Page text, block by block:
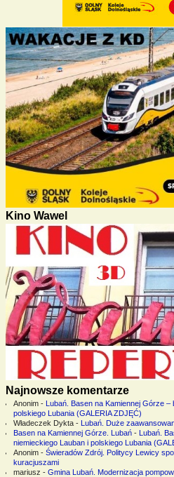
Kino Wawel
Najnowsze komentarze
Anonim- Lubań. Basen na Kamiennej Górze –
polskiego Lubania (GALERIA ZDJĘĆ)
Władeczek Dykta- Lubań. Duże
Basen na Kamiennej Górze. Lubań- Lubań.
niemieckiego Lauban i polskiego Lubania
Anonim- Świeradów Zdrój. Politycy Lewicy
kuracjuszami
mariusz - Gmina Lubań. Modernizacja